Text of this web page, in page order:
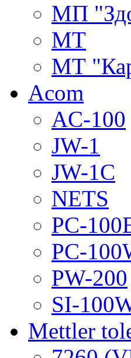
МП
МТ
МТ
Acom
AC-100
JW-1
JW-1C
NETS
PC-
PC-
PW-200
SI-
Mettler